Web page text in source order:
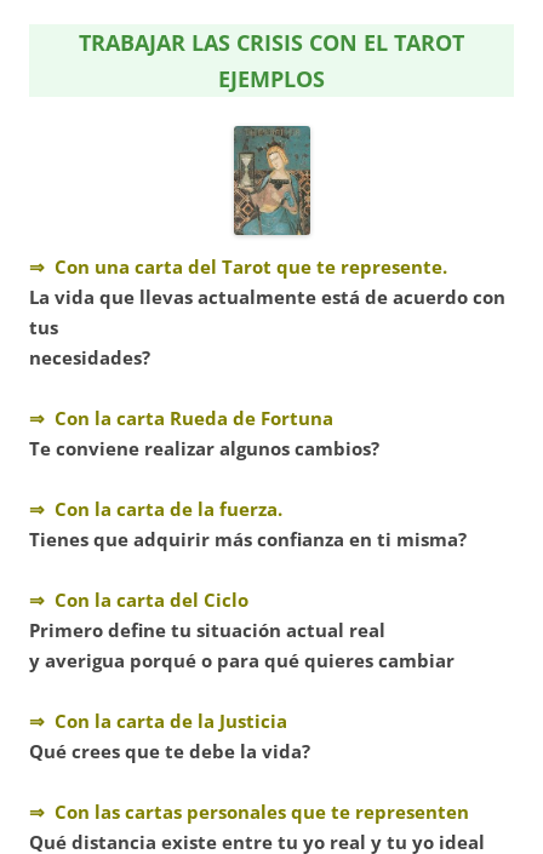
TRABAJAR LAS CRISIS CON EL TAROT
EJEMPLOS
⇒ Con una carta del Tarot que te represente.
La vida que llevas actualmente está de acuerdo con
tus
necesidades?
⇒ Con la carta Rueda de Fortuna
Te conviene realizar algunos cambios?
⇒ Con la carta de la fuerza.
Tienes que adquirir más confianza en ti misma?
⇒ Con la carta del Ciclo
Primero define tu situación actual real
y averigua porqué o para qué quieres cambiar
⇒ Con la carta de la Justicia
Qué crees que te debe la vida?
⇒ Con las cartas personales que te representen
Qué distancia existe entre tu yo real y tu yo ideal